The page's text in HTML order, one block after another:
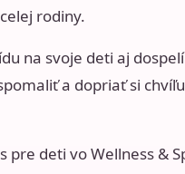
rodiny.
na svoje deti aj
a dopriať si
pre deti vo Wellness &